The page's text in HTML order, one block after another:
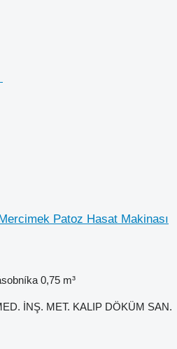
Patoz Hasat Makinası
0,75 m³
İNŞ. MET. KALIP DÖKÜM SAN.